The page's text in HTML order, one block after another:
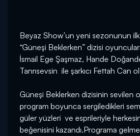
Beyaz Show’un yeni sezonunun
“Güneşi Beklerken” dizisi
İsmail Ege Şaşmaz, Hande
Tanrısevsin ile şarkıcı Fettah Can
Güneşi Beklerken dizisinin sevilen
program boyunca sergiledikleri
güler yüzleri ve esprileriyle
beğenisini kazandı.Programa